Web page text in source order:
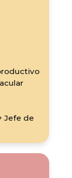
Jefe de